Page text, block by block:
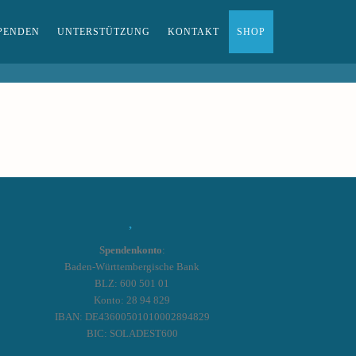
UNTERSTÜTZUNG KONTAKT SHOP
Spendenkonto:
Baden-Württembergische Bank
BLZ: 600 501 01
Konto: 28 94 829
IBAN: DE43600501010002894829
BIC: SOLADEST600